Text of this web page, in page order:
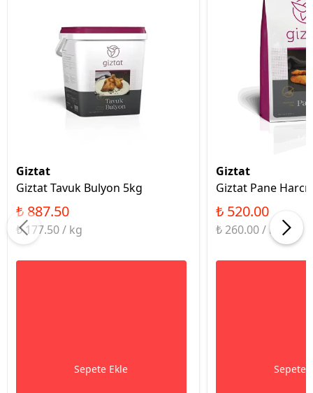
Giztat
Giztat Tavuk Bulyon 5kg
₺ 887.50
₺ 177.50 / kg
Sepete Ekle
Giztat
Giztat Pane Harcı
₺ 520.00
₺ 260.00 / kg
Sepete